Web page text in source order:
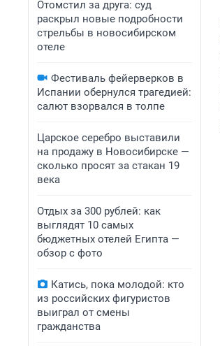
Отомстил за друга: суд
раскрыл новые подробности
стрельбы в новосибирском
отеле
Фестиваль фейерверков в
Испании обернулся трагедией:
салют взорвался в толпе
Царское серебро выставили
на продажу в Новосибирске —
сколько просят за стакан 19
века
Отдых за 300 рублей: как
выглядят 10 самых
бюджетных отелей Египта —
обзор с фото
Катись, пока молодой: кто
из российских фигуристов
выиграл от смены
гражданства